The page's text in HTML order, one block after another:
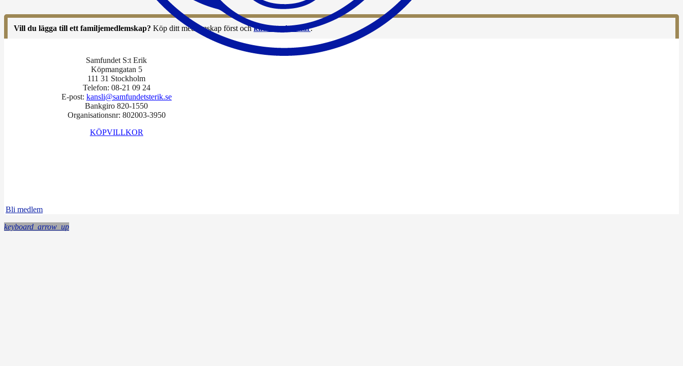
Vill du lägga till ett familjemedlemskap? Köp ditt medlemskap först ochklicka sedan här.
Samfundet S:t Erik
Köpmangatan 5
111 31 Stockholm
Telefon: 08-21 09 24
E-post: kansli@samfundetsterik.se
Bankgiro 820-1550
Organisationsnr: 802003-3950
KÖPVILLKOR
Bli medlem
keyboard_arrow_up